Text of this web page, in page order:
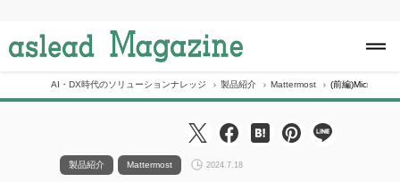
c
AI・DX時代のソリューションナレッジ 製品紹介 Mattermost (前編)Microsoft
製品紹介 Mattermost 2024.7.18